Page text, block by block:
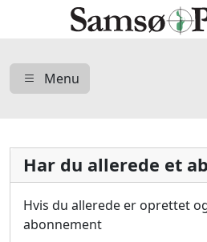
Menu
Har du allerede et
Hvis du allerede er oprettet
abonnement